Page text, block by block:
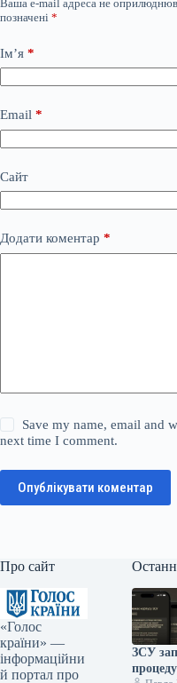
Ваша e-mail адреса не
позначені *
Ім’я *
Email *
Сайт
Додати коментар *
Save my name, email and
next time I comment.
Опублікувати коментар
Про сайт
«Голос
країни» —
інформаційни
й портал про
ЗСУ